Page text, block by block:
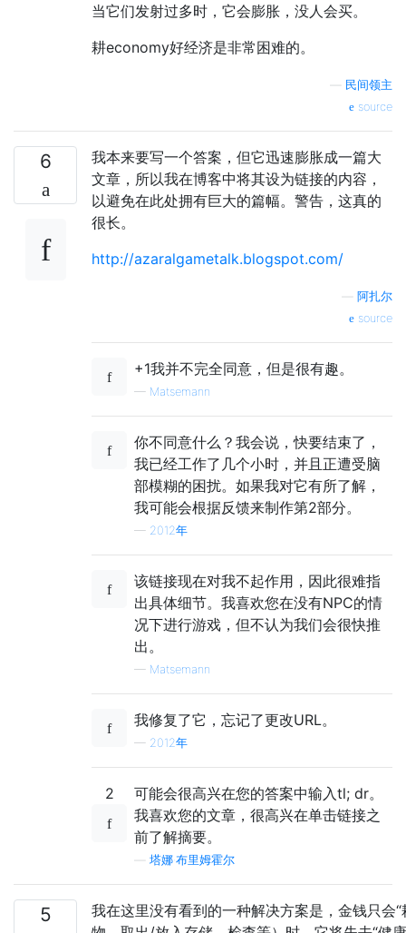
当它们发射过多时，它会膨胀，没人会买。
耕economy好经济是非常困难的。
民间领主
source
6
我本来要写一个答案，但它迅速膨胀成一篇大
文章，所以我在博客中将其设为链接的内容，
以避免在此处拥有巨大的篇幅。警告，这真的
很长。
http://azaralgametalk.blogspot.com/
阿扎尔
source
+1我并不完全同意，但是很有趣。
— Matsemann
你不同意什么？我会说，快要结束了，
我已经工作了几个小时，并且正遭受脑
部模糊的困扰。如果我对它有所了解，
我可能会根据反馈来制作第2部分。
— 2012年
该链接现在对我不起作用，因此很难指
出具体细节。我喜欢您在没有NPC的情
况下进行游戏，但不认为我们会很快推
出。
— Matsemann
我修复了它，忘记了更改URL。
— 2012年
2
可能会很高兴在您的答案中输入tl; dr。
我喜欢您的文章，很高兴在单击链接之
前了解摘要。
塔娜·布里姆霍尔
5
我在这里没有看到的一种解决方案是，金钱只会